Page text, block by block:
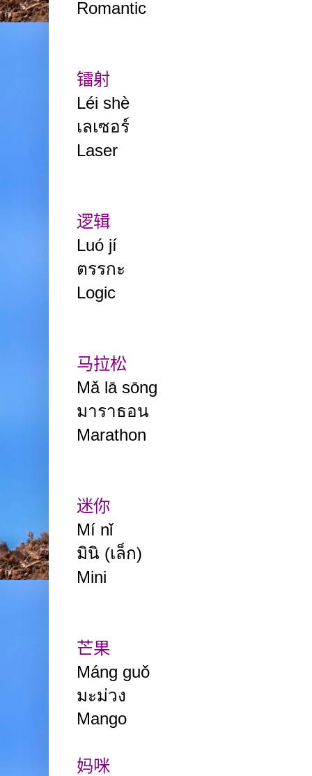
Romantic
镭射
Léi shè
เลเซอร์
Laser
逻辑
Luó jí
ตรรกะ
Logic
马拉松
Mǎ lā sōng
มาราธอน
Marathon
迷你
Mí nǐ
มินิ (เล็ก)
Mini
芒果
Máng guǒ
มะม่วง
Mango
妈咪